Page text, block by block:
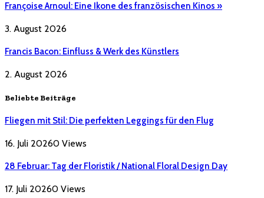
Françoise Arnoul: Eine Ikone des französischen Kinos »
3. August 2026
Francis Bacon: Einfluss & Werk des Künstlers
2. August 2026
Beliebte Beiträge
Fliegen mit Stil: Die perfekten Leggings für den Flug
16. Juli 20260 Views
28 Februar: Tag der Floristik / National Floral Design Day
17. Juli 20260 Views